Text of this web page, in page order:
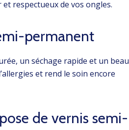
respectueux de vos ongles.
permanent
un séchage rapide et un beau
et rend le soin encore
de vernis semi-